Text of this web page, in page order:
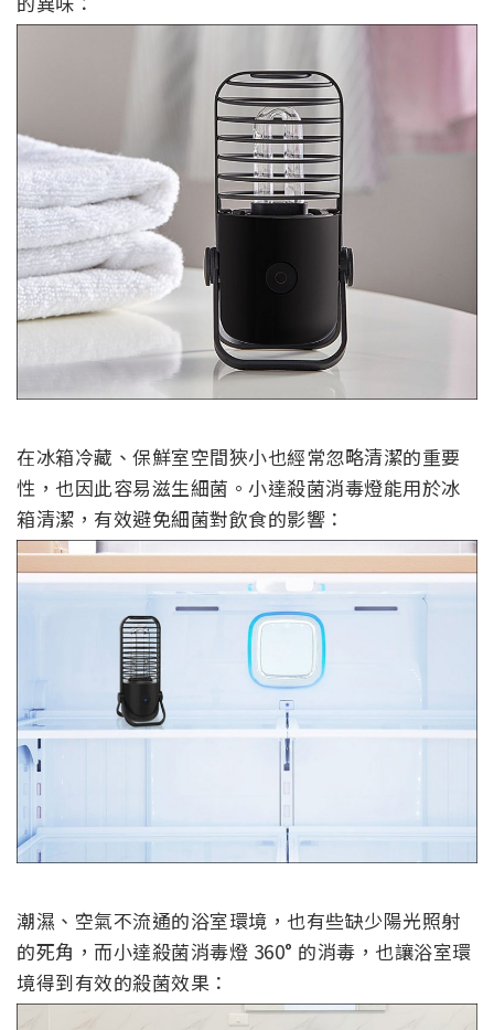
在冰箱冷藏、保鮮室空間狹小也經常忽略清潔的重要
性，也因此容易滋生細菌。小達殺菌消毒燈能用於冰
箱清潔，有效避免細菌對飲食的影響：
潮濕、空氣不流通的浴室環境，也有些缺少陽光照射
的死角，而小達殺菌消毒燈 360° 的消毒，也讓浴室環
境得到有效的殺菌效果：